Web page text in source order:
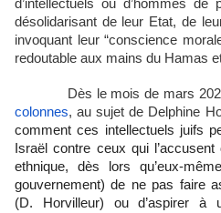
d’intellectuels ou d’hommes
désolidarisant de leur Etat, de
invoquant leur “conscience
redoutable aux mains du Hamas
Dès le mois de mars
colonnes, au sujet de Delphine
comment ces intellectuels juifs
Israël contre ceux qui l’accusent
ethnique, dès lors qu’eux-
gouvernement) de ne pas faire
(D. Horvilleur) ou d’aspirer à